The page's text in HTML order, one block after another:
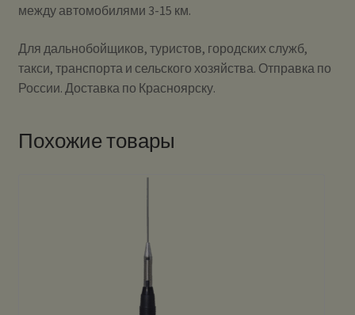
между автомобилями 3-15 км.
Для дальнобойщиков, туристов, городских служб,
такси, транспорта и сельского хозяйства. Отправка по
России. Доставка по Красноярску.
Похожие товары